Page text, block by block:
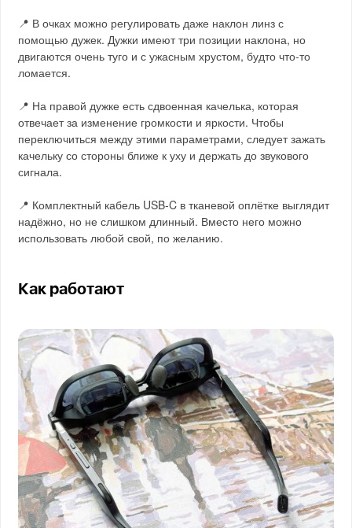
📍 В очках можно регулировать даже наклон линз с
помощью дужек. Дужки имеют три позиции наклона, но
двигаются очень туго и с ужасным хрустом, будто что-то
ломается.
📍 На правой дужке есть сдвоенная качелька, которая
отвечает за изменение громкости и яркости. Чтобы
переключиться между этими параметрами, следует зажать
качельку со стороны ближе к уху и держать до звукового
сигнала.
📍 Комплектный кабель USB-C в тканевой оплётке выглядит
надёжно, но не слишком длинный. Вместо него можно
использовать любой свой, по желанию.
Как работают